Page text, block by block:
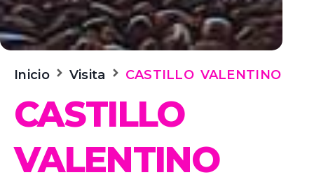
Inicio Visita CASTILLO VALENTINO
CASTILLO
VALENTINO